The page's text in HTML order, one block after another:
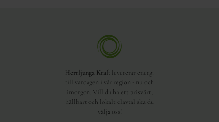
Herrljunga Kraft levererar energi
till vardagen i vår region - nu och
imorgon. Vill du ha ett prisvärt,
hållbart och lokalt elavtal ska du
välja oss!